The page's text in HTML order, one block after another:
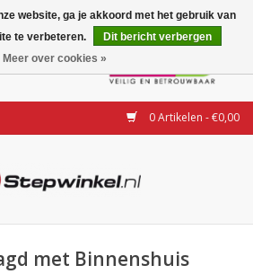
0 Artikelen - €0,00
met Binnenshuis
website, ga je akkoord met het gebruik van
te verbeteren.
Dit bericht verbergen
Meer over cookies »